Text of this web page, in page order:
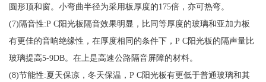
圆形顶和窗。小弯曲半径为采用板厚度的175倍，亦可热弯。
(7)隔音性:P C阳光板隔音效果明显，比同等厚度的玻璃和亚加力板
有更佳的音响绝缘性，在厚度相同的条件下，P C阳光板的隔声量比
玻璃提高5-9DB。在上是高速公路隔音屏障的材料。
(8)节能性:夏天保凉，冬天保温，P C阳光板有更低于普通玻璃和其